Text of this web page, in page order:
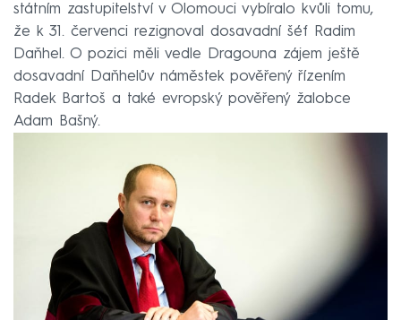
státním zastupitelství v Olomouci vybíralo kvůli tomu,
že k 31. červenci rezignoval dosavadní šéf Radim
Daňhel. O pozici měli vedle Dragouna zájem ještě
dosavadní Daňhelův náměstek pověřený řízením
Radek Bartoš a také evropský pověřený žalobce
Adam Bašný.